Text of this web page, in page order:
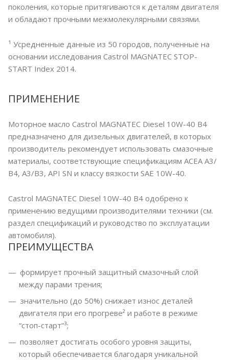
поколения, которые притягиваются к деталям двигателя
и обладают прочными межмолекулярными связями.
¹ Усредненные данные из 50 городов, полученные на
основании исследования Castrol MAGNATEC STOP-
START Index 2014.
ПРИМЕНЕНИЕ
Моторное масло Castrol MAGNATEC Diesel 10W-40 B4
предназначено для дизельных двигателей, в которых
производитель рекомендует использовать смазочные
материалы, соответствующие спецификациям ACEA A3/
B4, A3/B3, API SN и классу вязкости SAE 10W-40.
Castrol MAGNATEC Diesel 10W-40 B4 одобрено к
применению ведущими производителями техники (см.
раздел спецификаций и руководство по эксплуатации
автомобиля).
ПРЕИМУЩЕСТВА
формирует прочный защитный смазочный слой
между парами трения;
значительно (до 50%) снижает износ деталей
двигателя при его прогреве² и работе в режиме
“стоп-старт”³;
позволяет достигать особого уровня защиты,
который обеспечивается благодаря уникальной